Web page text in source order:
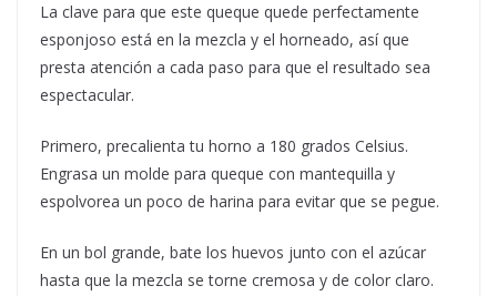
La clave para que este queque quede perfectamente
esponjoso está en la mezcla y el horneado, así que
presta atención a cada paso para que el resultado sea
espectacular.
Primero, precalienta tu horno a 180 grados Celsius.
Engrasa un molde para queque con mantequilla y
espolvorea un poco de harina para evitar que se pegue.
En un bol grande, bate los huevos junto con el azúcar
hasta que la mezcla se torne cremosa y de color claro.